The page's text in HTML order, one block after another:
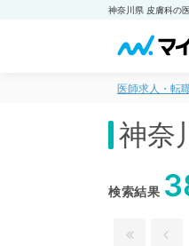
医師求人・転
神奈
検索結果